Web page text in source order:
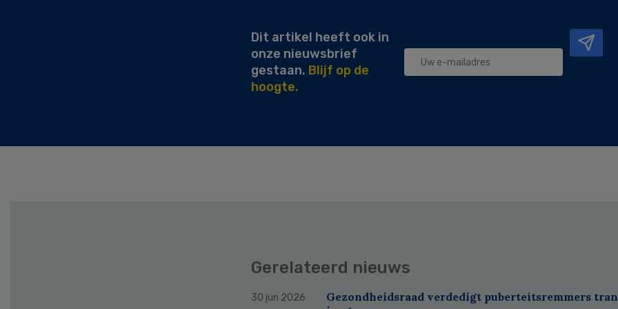
Dit artikel heeft ook in
onze nieuwsbrief
gestaan. Blijf op de
hoogte.
Gerelateerd nieuws
30 jun 2026
Gezondheidsraad verdedigt puberteitsremmers